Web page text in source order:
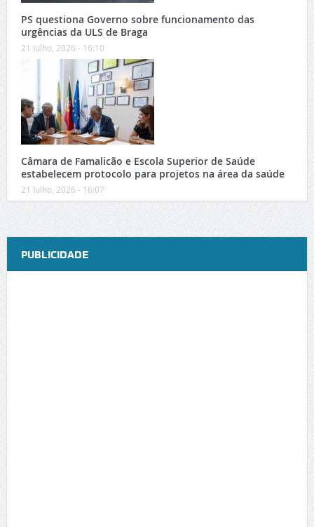
PS questiona Governo sobre funcionamento das
urgências da ULS de Braga
21 Julho, 2026 - 16:10
Câmara de Famalicão e Escola Superior de Saúde
estabelecem protocolo para projetos na área da saúde
21 Julho, 2026 - 16:07
PUBLICIDADE